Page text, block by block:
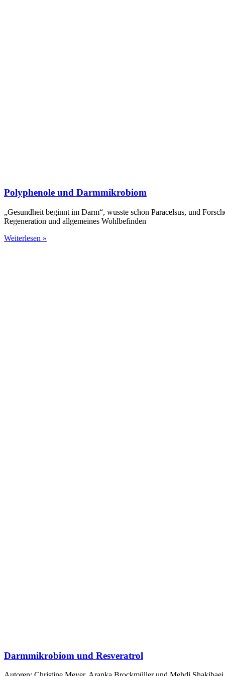
Polyphenole und Darmmikrobiom
„Gesundheit beginnt im Darm“, wusste schon Paracelsus, und
Regeneration und allgemeines Wohlbefinden
Weiterlesen »
Darmmikrobiom und Resveratrol